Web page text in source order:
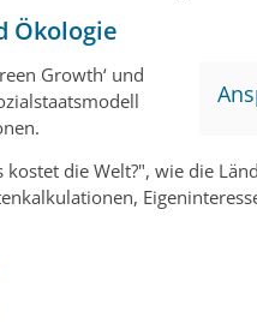
Ökologie
Growth‘ und
die Welt?", wie die